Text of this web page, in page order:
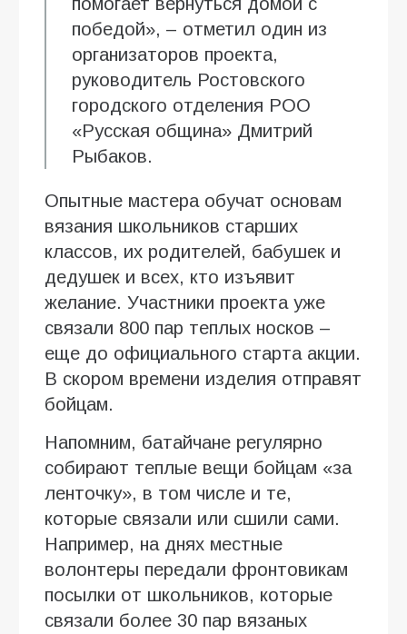
победой», – отметил один из
организаторов проекта,
руководитель Ростовского
городского отделения РОО
«Русская община» Дмитрий
Рыбаков.
Опытные мастера обучат основам
вязания школьников старших
классов, их родителей, бабушек и
дедушек и всех, кто изъявит
желание. Участники проекта уже
связали 800 пар теплых носков –
еще до официального старта акции.
В скором времени изделия отправят
бойцам.
Напомним, батайчане регулярно
собирают теплые вещи бойцам «за
ленточку», в том числе и те,
которые связали или сшили сами.
Например, на днях местные
волонтеры передали фронтовикам
посылки от школьников, которые
связали более 30 пар вязаных